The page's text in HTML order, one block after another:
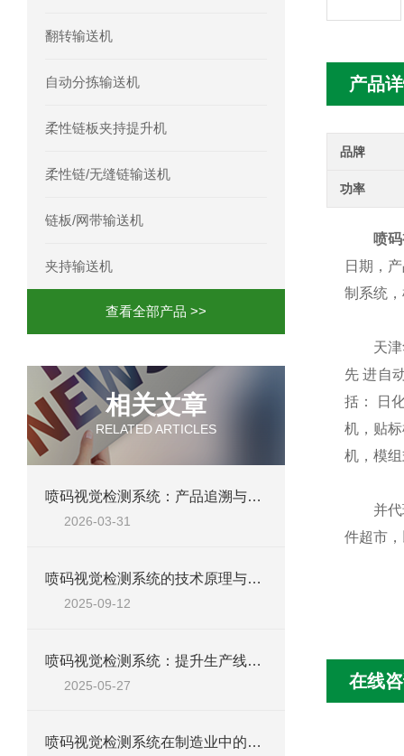
产品
品牌
功率
喷
日期，
制系统
天津华
先 进自
括： 日
机，贴
机，模
并代理
件超市
在线
翻转输送机
自动分拣输送机
柔性链板夹持提升机
柔性链/无缝链输送机
链板/网带输送机
夹持输送机
查看全部产品 >>
相关文章
RELATED ARTICLES
喷码视觉检测系统：产品追溯与质量管控的智能眼睛
2026-03-31
喷码视觉检测系统的技术原理与行业应用前景
2025-09-12
喷码视觉检测系统：提升生产线质量控制的利器
2025-05-27
喷码视觉检测系统在制造业中的应用与实践